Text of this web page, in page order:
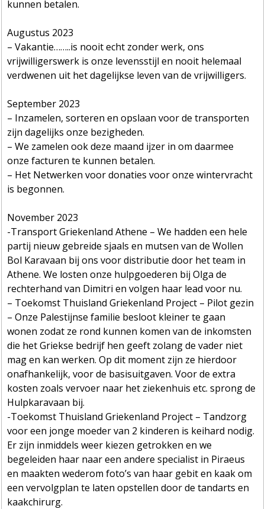
kunnen betalen.
Augustus 2023
– Vakantie……..is nooit echt zonder werk, ons
vrijwilligerswerk is onze levensstijl en nooit helemaal
verdwenen uit het dagelijkse leven van de vrijwilligers.
September 2023
– Inzamelen, sorteren en opslaan voor de transporten
zijn dagelijks onze bezigheden.
– We zamelen ook deze maand ijzer in om daarmee
onze facturen te kunnen betalen.
– Het Netwerken voor donaties voor onze wintervracht
is begonnen.
November 2023
-Transport Griekenland Athene – We hadden een hele
partij nieuw gebreide sjaals en mutsen van de Wollen
Bol Karavaan bij ons voor distributie door het team in
Athene. We losten onze hulpgoederen bij Olga de
rechterhand van Dimitri en volgen haar lead voor nu.
– Toekomst Thuisland Griekenland Project – Pilot gezin
– Onze Palestijnse familie besloot kleiner te gaan
wonen zodat ze rond kunnen komen van de inkomsten
die het Griekse bedrijf hen geeft zolang de vader niet
mag en kan werken. Op dit moment zijn ze hierdoor
onafhankelijk, voor de basisuitgaven. Voor de extra
kosten zoals vervoer naar het ziekenhuis etc. sprong de
Hulpkaravaan bij.
-Toekomst Thuisland Griekenland Project – Tandzorg
voor een jonge moeder van 2 kinderen is keihard nodig.
Er zijn inmiddels weer kiezen getrokken en we
begeleiden haar naar een andere specialist in Piraeus
en maakten wederom foto’s van haar gebit en kaak om
een vervolgplan te laten opstellen door de tandarts en
kaakchirurg.